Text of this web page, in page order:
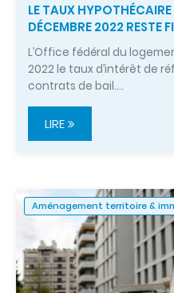
LE TAUX HYPOTHÉCAIRE
DÉCEMBRE 2022 RESTE
L’Office fédéral du
2022 le taux d’intérêt de
contrats de bail.…
LIRE
Aménagement territoire &